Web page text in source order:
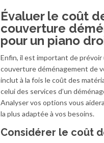
Évaluer le coût
couverture
pour un piano
Enfin, il est important de prévoir
couverture déménagement de
inclut à la fois le coût des
celui des services d’un
Analyser vos options vous
la plus adaptée à vos besoins.
Considérer le coût